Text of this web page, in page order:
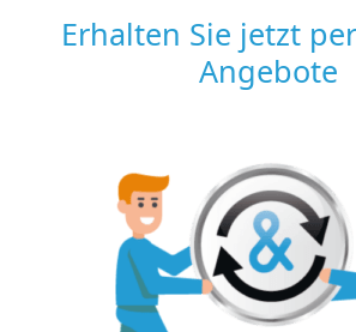
Erhalten Sie jetzt
Angebote